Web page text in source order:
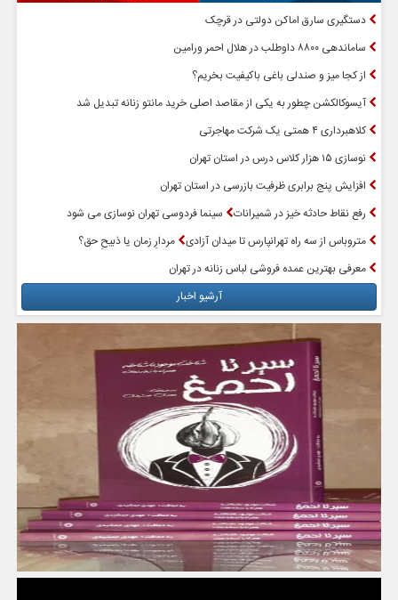
دستگیری سارق اماکن دولتی در قرچک
ساماندهی ۸۸۰۰ داوطلب در هلال احمر ورامین
از کجا میز و صندلی باغی باکیفیت بخریم؟
آیسوکالکشن چطور به یکی از مقاصد اصلی خرید مانتو زنانه تبدیل شد
کلاهبرداری ۴ همتی یک شرکت مهاجرتی
نوسازی ۱۵ هزار کلاس درس در استان تهران
افزایش پنج برابری ظرفیت بازرسی در استان تهران
رفع نقاط حادثه خیز در شمیرانات
سینما فردوسی تهران نوسازی می شود
متروباس از سه راه تهرانپارس تا میدان آزادی مردارِ زمان یا ذبیحِ حق؟
معرفی بهترین عمده فروشی لباس زنانه در تهران
آرشیو اخبار